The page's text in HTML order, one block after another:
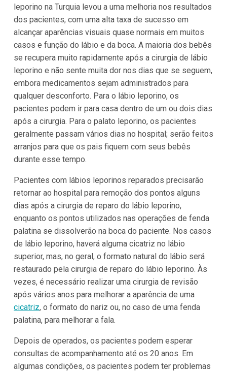
leporino na Turquia levou a uma melhoria nos resultados
dos pacientes, com uma alta taxa de sucesso em
alcançar aparências visuais quase normais em muitos
casos e função do lábio e da boca. A maioria dos bebês
se recupera muito rapidamente após a cirurgia de lábio
leporino e não sente muita dor nos dias que se seguem,
embora medicamentos sejam administrados para
qualquer desconforto. Para o lábio leporino, os
pacientes podem ir para casa dentro de um ou dois dias
após a cirurgia. Para o palato leporino, os pacientes
geralmente passam vários dias no hospital; serão feitos
arranjos para que os pais fiquem com seus bebês
durante esse tempo.
Pacientes com lábios leporinos reparados precisarão
retornar ao hospital para remoção dos pontos alguns
dias após a cirurgia de reparo do lábio leporino,
enquanto os pontos utilizados nas operações de fenda
palatina se dissolverão na boca do paciente. Nos casos
de lábio leporino, haverá alguma cicatriz no lábio
superior, mas, no geral, o formato natural do lábio será
restaurado pela cirurgia de reparo do lábio leporino. Às
vezes, é necessário realizar uma cirurgia de revisão
após vários anos para melhorar a aparência de uma
cicatriz, o formato do nariz ou, no caso de uma fenda
palatina, para melhorar a fala.
Depois de operados, os pacientes podem esperar
consultas de acompanhamento até os 20 anos. Em
algumas condições, os pacientes podem ter problemas